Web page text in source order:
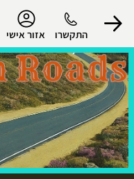
התקשרו אזור אישי